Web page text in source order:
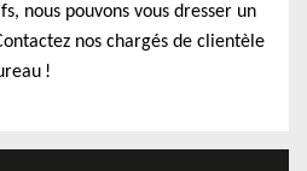
nous pouvons vous dresser un
nos chargés de clientèle
!